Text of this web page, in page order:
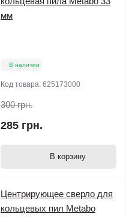
мм
В наличии
Код товара: 625173000
300 грн.
285 грн.
В корзину
Центрирующее сверло для
кольцевых пил Metabo